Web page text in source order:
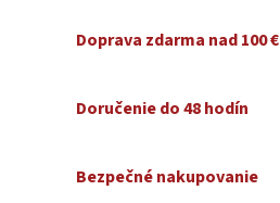
Doprava zdarma nad 100 €
Doručenie do 48 hodín
Bezpečné nakupovanie